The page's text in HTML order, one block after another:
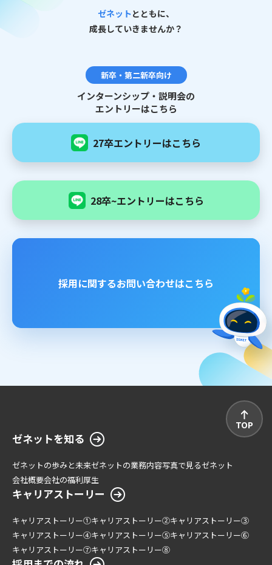
ゼネットとともに、
成長していきませんか？
新卒・第二新卒向け
インターンシップ・説明会の
エントリーはこちら
27卒エントリーはこちら
28卒~エントリーはこちら
採用に関するお問い合わせはこちら
TOP
ゼネットを知る
ゼネットの歩みと未来ゼネットの業務内容写真で見るゼネット
会社概要会社の福利厚生
キャリアストーリー
キャリアストーリー①キャリアストーリー②キャリアストーリー③
キャリアストーリー④キャリアストーリー⑤キャリアストーリー⑥
キャリアストーリー⑦キャリアストーリー⑧